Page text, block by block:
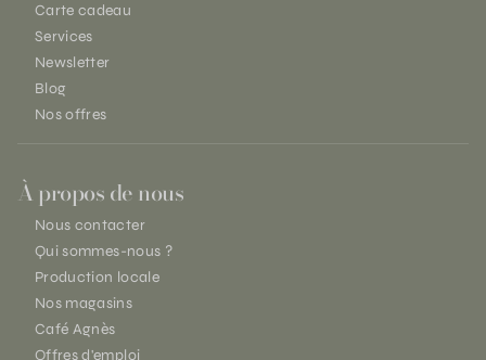
Carte cadeau
Services
Newsletter
Blog
Nos offres
À propos de nous
Nous contacter
Qui sommes-nous ?
Production locale
Nos magasins
Café Agnès
Offres d'emploi